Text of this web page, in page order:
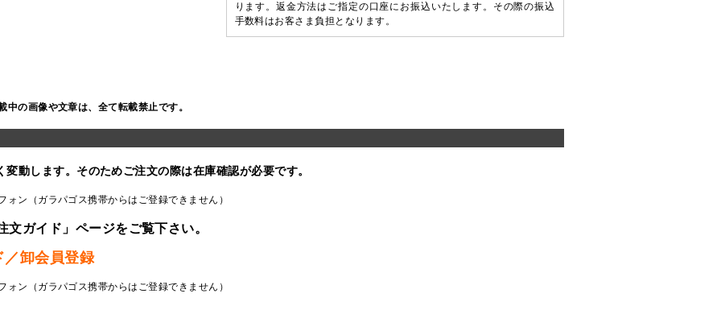
ります。返金方法はご指定の口座にお振込いたします。その際の振込
手数料はお客さま負担となります。
中の画像や文章は、全て転載禁止です。
動します。そのためご注文の際は在庫確認が必要です。
ン（ガラパゴス携帯からはご登録できません）
ガイド」ページをご覧下さい。
／卸会員登録
ン（ガラパゴス携帯からはご登録できません）